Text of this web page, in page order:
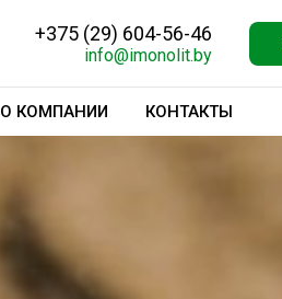
+375 (29) 604-56-46
info@imonolit.by
О КОМПАНИИ КОНТАКТЫ